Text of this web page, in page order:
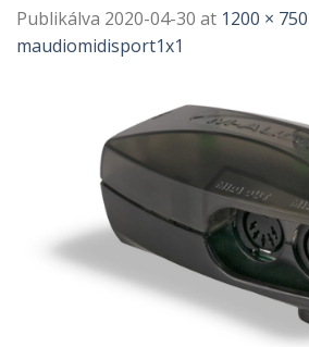
Publikálva 2020-04-30 at 1200 × 750
maudiomidisport1x1